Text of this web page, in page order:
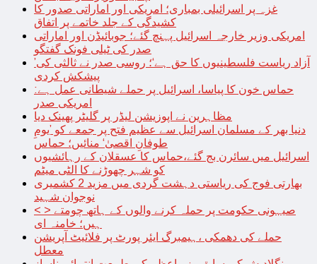
غزہ پر اسرائیلی بمباری؛ امریکی اور اماراتی صدور کا
کشیدگی کے جلد خاتمے پر اتفاق
امریکی وزیر خارجہ اسرائیل پہنچ گئے؛ جوبائیڈن اور اماراتی
صدر کی ٹیلی فونک گفتگو
’آزاد ریاست فلسطینیوں کا حق ہے‘؛ روسی صدر نے ثالثی کی
پیشکش کردی
حماس خون کا پیاسا، اسرائیل پر حملے شیطانی عمل ہے:
امریکی صدر
مظاہرین نے اپوزیشن لیڈر پر گلیٹر پھینک دیا
دنیا بھر کے مسلمان اسرائیل سے عظیم فتح پر جمعے کو ’یومِ
طوفانِ اقصیٰ‘ منائیں؛ حماس
اسرائیل میں سائرن بج گئے،حماس کا عسقلان کے رہائشیوں
کو شہر چھوڑنے کا الٹی میٹم
بھارتی فوج کی ریاستی دہشت گردی میں مزید 2 کشمیری
نوجوان شہید
< > صیہونی حکومت پر حملہ کرنے والوں کے ہاتھ چومتے
ہیں؛ خامنہ ای
حملے کی دھمکی ،ہیمبرگ ایئر پورٹ پر فلائیٹ آپریشن
معطل